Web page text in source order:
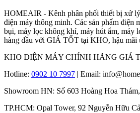
HOMEAIR - Kênh phân phối thiết bị xử
điện máy thông minh. Các sản phẩm điện
bụi, máy lọc không khí, máy hút ẩm, máy
hàng đầu với GIÁ TỐT tại KHO, hậu mãi
KHO ĐIỆN MÁY CHÍNH HÃNG GIÁ
Hotline: 0902 10 7997 | Email:
Showroom HN: Số 603 Hoàng Hoa
TP.HCM: Opal Tower, 92 Nguyễn Hữu